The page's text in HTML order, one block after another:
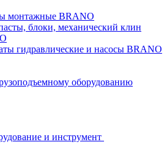
монтажные BRANO
блоки, механический клин
гидравлические и насосы BRANO
оборудованию
и инструмент